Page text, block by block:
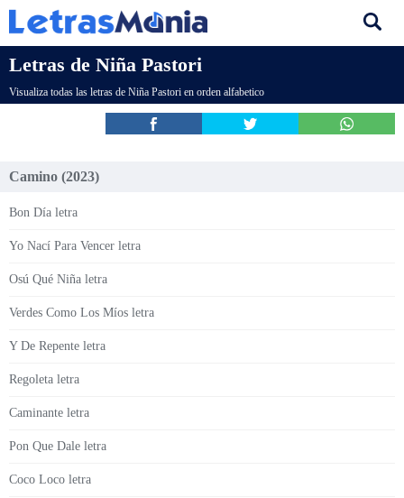
Letras de Niña Pastori
Visualiza todas las letras de Niña Pastori en orden alfabetico
Camino (2023)
Bon Día letra
Yo Nací Para Vencer letra
Osú Qué Niña letra
Verdes Como Los Míos letra
Y De Repente letra
Regoleta letra
Caminante letra
Pon Que Dale letra
Coco Loco letra